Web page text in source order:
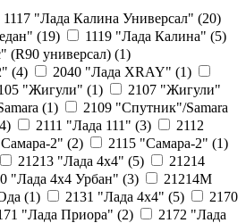
1117 "Лада Калина Универсал" (20)
(19) 1119 "Лада Калина" (5)
(R90 универсал) (1)
(4) 2040 "Лада ХRAY" (1)
"Жигули" (1)
2107 "Жигули"
(1)
2109 "Спутник"/Samara
4) 2111 "Лада 111" (3)
2112
2" (2) 2115 "Самара-2" (1)
21213 "Лада 4х4" (5)
21214
"Лада 4х4 Урбан" (3)
21214М
(1) 2131 "Лада 4х4" (5)
2170
"Лада Приора" (2)
2172 "Лада